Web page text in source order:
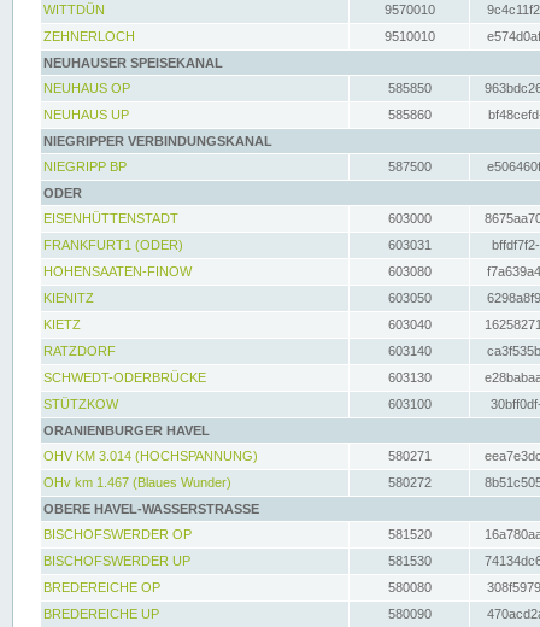
WITTDÜN
9570010
ZEHNERLOCH
9510010
NEUHAUSER SPEISEKANAL
NEUHAUS OP
585850
NEUHAUS UP
585860
NIEGRIPPER VERBINDUNGSKANAL
NIEGRIPP BP
587500
ODER
EISENHÜTTENSTADT
603000
FRANKFURT1 (ODER)
603031
HOHENSAATEN-FINOW
603080
KIENITZ
603050
KIETZ
603040
RATZDORF
603140
SCHWEDT-ODERBRÜCKE
603130
STÜTZKOW
603100
ORANIENBURGER HAVEL
OHV KM 3.014 (HOCHSPANNUNG)
580271
OHv km 1.467 (Blaues Wunder)
580272
OBERE HAVEL-WASSERSTRASSE
BISCHOFSWERDER OP
581520
BISCHOFSWERDER UP
581530
BREDEREICHE OP
580080
BREDEREICHE UP
580090